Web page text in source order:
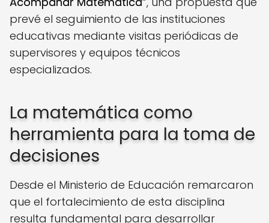
prevé el seguimiento de las instituciones
educativas mediante visitas periódicas de
supervisores y equipos técnicos
especializados.
La matemática como
herramienta para la toma de
decisiones
Desde el Ministerio de Educación remarcaron
que el fortalecimiento de esta disciplina
resulta fundamental para desarrollar